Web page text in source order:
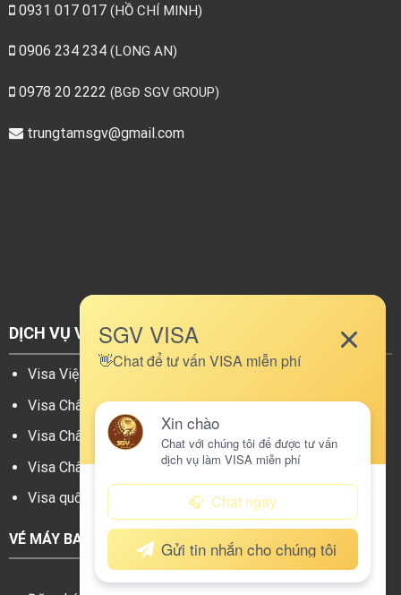
0931 017 017(HỒ CHÍ MINH)
0906 234 234 (LONG AN)
0978 20 2222 (BGĐ SGV GROUP)
trungtamsgv@gmail.com
DỊCH VỤ VISA
Visa Việt Nam
Visa Châu Á
Visa Châu Âu
Visa Châu Mỹ
Visa quốc gia khác
VÉ MÁY BAY
Báo giá làm visa
Câu hỏi thường gặp
Tin tức
Giới thiệu
Liên hệ